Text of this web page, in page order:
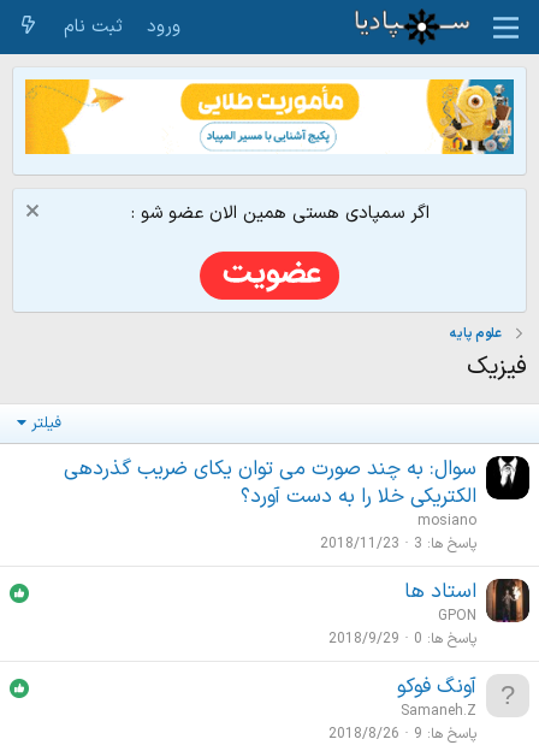
ورود ثبت نام
اگر سمپادی هستی همین الان عضو شو :
علوم پایه
فیزیک
فیلتر
سوال: به چند صورت می توان یکای ضریب گذردهی
الکتریکی خلا را به دست آورد؟
mosiano
پاسخ ها 3
2018/11/23
استاد ها
GPON
پاسخ ها 0
2018/9/29
آونگ فوکو
Samaneh.Z
پاسخ ها 9
2018/8/26